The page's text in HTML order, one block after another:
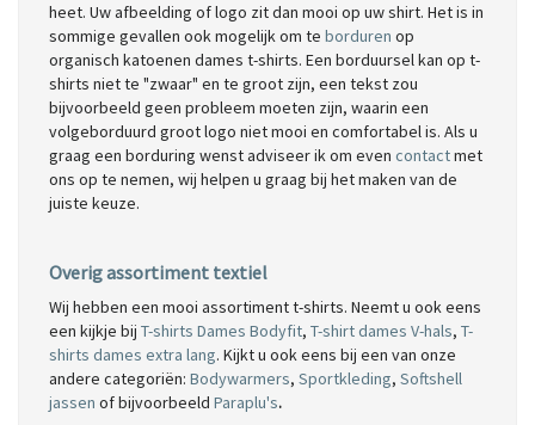
heet. Uw afbeelding of logo zit dan mooi op uw shirt. Het is in
sommige gevallen ook mogelijk om te borduren op
organisch katoenen dames t-shirts. Een borduursel kan op t-
shirts niet te "zwaar" en te groot zijn, een tekst zou
bijvoorbeeld geen probleem moeten zijn, waarin een
volgeborduurd groot logo niet mooi en comfortabel is. Als u
graag een borduring wenst adviseer ik om even contactmet
ons op te nemen, wij helpen u graag bij het maken van de
juiste keuze.
Overig assortiment textiel
Wij hebben een mooi assortiment t-shirts. Neemt u ook eens
een kijkje bij T-shirts Dames Bodyfit, T-shirt dames V-hals, T-
shirts dames extra lang. Kijkt u ook eens bij een van onze
andere categoriën: Bodywarmers, Sportkleding, Softshell
jassen of bijvoorbeeld Paraplu's.